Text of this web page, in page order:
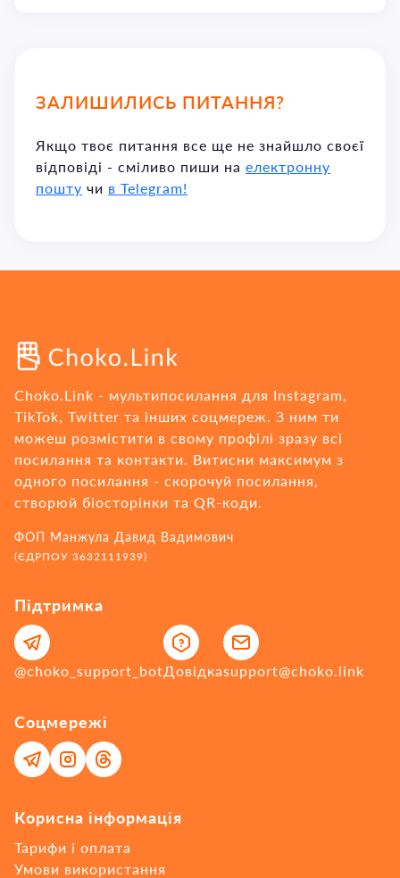
ЗАЛИШИЛИСЬ ПИТАННЯ?
Якщо твоє питання все ще не знайшло своєї
відповіді - сміливо пиши на електронну
пошту чи в Telegram!
Choko.Link - мультипосилання для Instagram,
TikTok, Twitter та інших соцмереж. З ним ти
можеш розмістити в свому профілі зразу всі
посилання та контакти. Витисни максимум з
одного посилання - cкорочуй посилання,
створюй біосторінки та QR-коди.
ФОП Манжула Давид Вадимович
(ЄДРПОУ 3632111939)
Підтримка
@choko_support_botДовідкаsupport@choko.link
Соцмережі
Корисна інформація
Тарифи і оплата
Умови використання